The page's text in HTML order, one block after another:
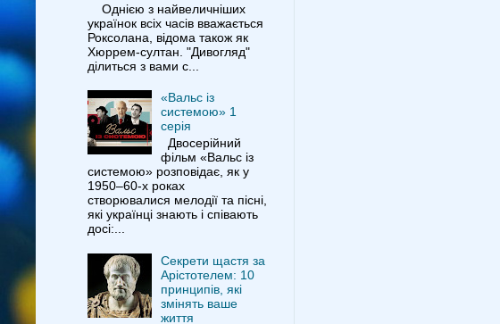
Однією з найвеличніших
українок всіх часів вважається
Роксолана, відома також як
Хюррем-султан. "Дивогляд"
ділиться з вами с...
«Вальс із
системою» 1
серія
Двосерійний
фільм «Вальс із
системою» розповідає, як у
1950–60-х роках
створювалися мелодії та пісні,
які українці знають і співають
досі:...
Секрети щастя за
Арістотелем: 10
принципів, які
змінять ваше
життя